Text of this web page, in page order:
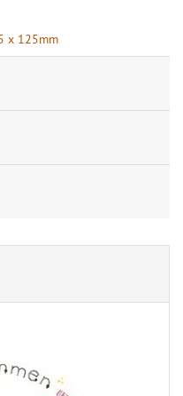
x 125mm